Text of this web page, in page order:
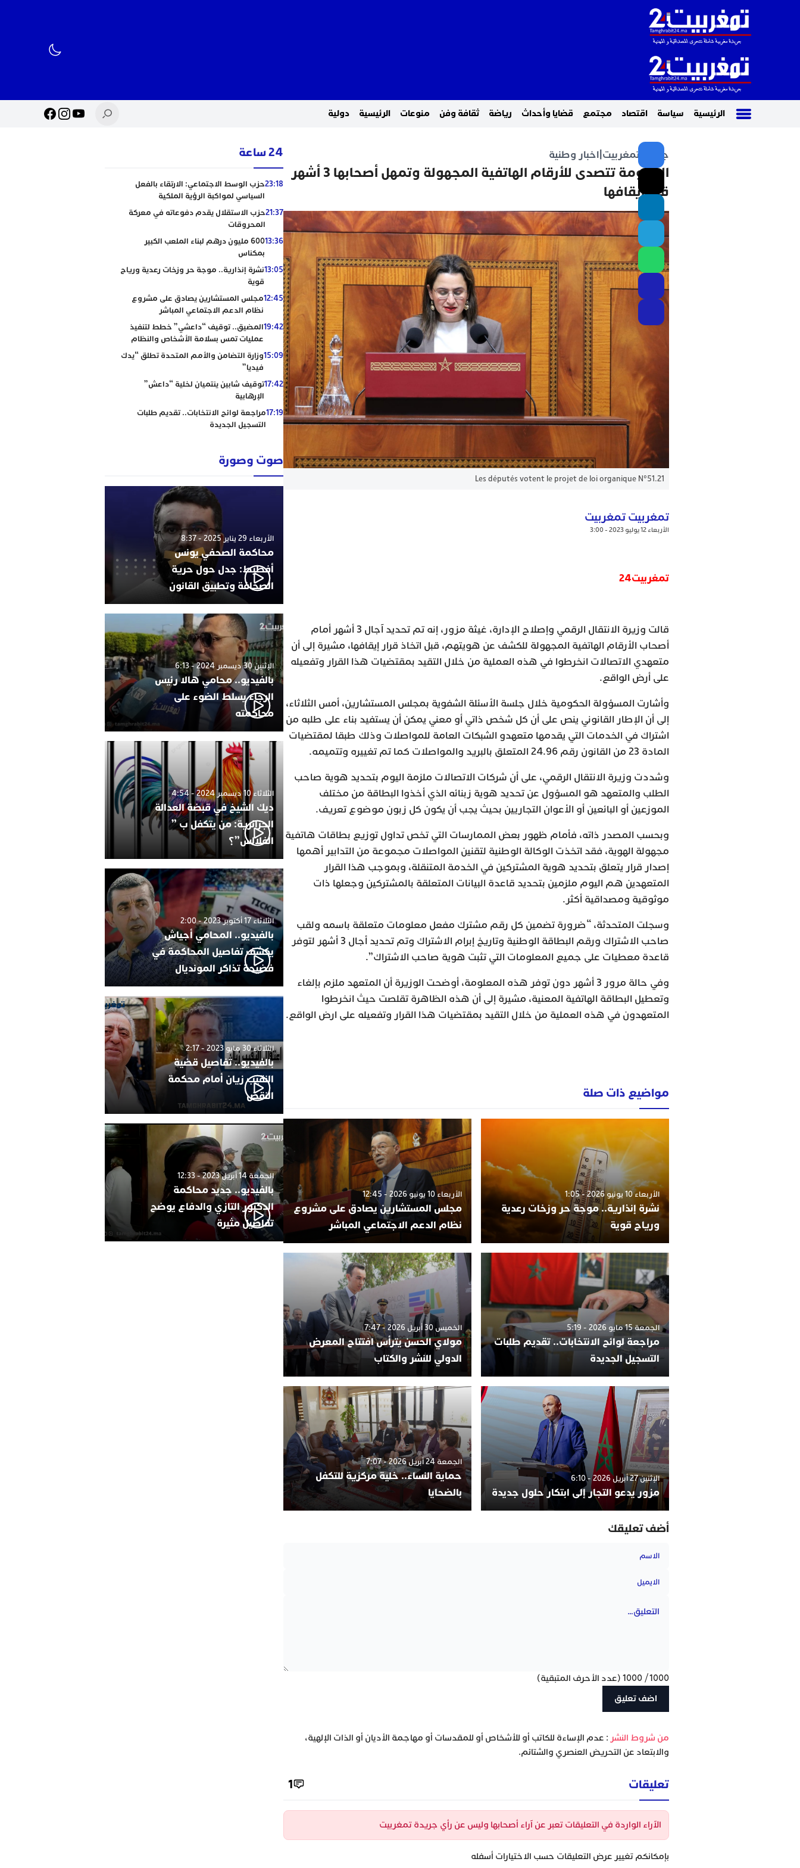
الرئيسية سياسة اقتصاد مجتمع قضايا وأحداث رياضة ثقافة وفن منوعات الرئيسية دولية
جريدة تمغربيت اخبار وطنية
الحكومة تتصدى للأرقام الهاتفية المجهولة وتمهل أصحابها 3 أشهر
قبل إيقافها
Les députés votent le projet de loi organique N°51.21
تمغربيت تمغربيت
الأربعاء 12 يوليو 2023 - 3:00
تمغربيت24
قالت وزيرة الانتقال الرقمي وإصلاح الإدارة، غيثة مزور، إنه تم تحديد آجال 3 أشهر أمام
أصحاب الأرقام الهاتفية المجهولة للكشف عن هويتهم، قبل اتخاذ قرار إيقافها، مشيرة إلى أن
متعهدي الاتصالات انخرطوا في هذه العملية من خلال التقيد بمقتضيات هذا القرار وتفعيله
على أرض الواقع.
وأشارت المسؤولة الحكومية خلال جلسة الأسئلة الشفوية بمجلس المستشارين، أمس الثلاثاء،
إلى أن الإطار القانوني ينص على أن كل شخص ذاتي أو معني يمكن أن يستفيد بناء على طلبه من
اشتراك في الخدمات التي يقدمها متعهدو الشبكات العامة للمواصلات وذلك طبقا لمقتضيات
المادة 23 من القانون رقم 24.96 المتعلق بالبريد والمواصلات كما تم تغييره وتتميمه.
وشددت وزيرة الانتقال الرقمي، على أن شركات الاتصالات ملزمة اليوم بتحديد هوية صاحب
الطلب والمتعهد هو المسؤول عن تحديد هوية زبنائه الذي أخذوا البطاقة من مختلف
الموزعين أو البائعين أو الأعوان التجاريين بحيث يجب أن يكون كل زبون موضوع تعريف.
وبحسب المصدر ذاته، فأمام ظهور بعض الممارسات التي تخص تداول توزيع بطاقات هاتفية
مجهولة الهوية، فقد اتخذت الوكالة الوطنية لتقنين المواصلات مجموعة من التدابير أهمها
إصدار قرار يتعلق بتحديد هوية المشتركين في الخدمة المتنقلة، وبموجب هذا القرار
المتعهدين هم اليوم ملزمين بتحديد قاعدة البيانات المتعلقة بالمشتركين وجعلها ذات
موثوقية ومصداقية أكثر.
وسجلت المتحدثة، “ضرورة تضمين كل رقم مشترك مفعل معلومات متعلقة باسمه ولقب
صاحب الاشتراك ورقم البطاقة الوطنية وتاريخ إبرام الاشتراك وتم تحديد أجال 3 أشهر لتوفر
قاعدة معطيات على جميع المعلومات التي تثبت هوية صاحب الاشتراك”.
وفي حالة مرور 3 أشهر دون توفر هذه المعلومة، أوضحت الوزيرة أن المتعهد ملزم بإلغاء
وتعطيل البطاقة الهاتفية المعنية، مشيرة إلى أن هذه الظاهرة تقلصت حيث انخرطوا
المتعهدون في هذه العملية من خلال التقيد بمقتضيات هذا القرار وتفعيله على ارض الواقع.
مواضيع ذات صلة
الأربعاء 10 يونيو 2026 - 1:05
نشرة إنذارية.. موجة حر وزخات رعدية
ورياح قوية
الأربعاء 10 يونيو 2026 - 12:45
مجلس المستشارين يصادق على مشروع
نظام الدعم الاجتماعي المباشر
الجمعة 15 مايو 2026 - 5:19
مراجعة لوائح الانتخابات.. تقديم طلبات
التسجيل الجديدة
الخميس 30 أبريل 2026 - 7:47
مولاي الحسن يترأس افتتاح المعرض
الدولي للنشر والكتاب
الإثنين 27 أبريل 2026 - 6:10
مزور يدعو التجار إلى ابتكار حلول جديدة
الجمعة 24 أبريل 2026 - 7:07
حماية النساء.. خلية مركزية للتكفل
بالضحايا
أضف تعليقك
1000
/
1000 (عدد الأحرف المتبقية)
‫من شروط النشر : عدم الإساءة للكاتب أو للأشخاص أو للمقدسات أو مهاجمة الأديان أو الذات الإلهية،
والابتعاد عن التحريض العنصري والشتائم.
تعليقات 1
الآراء الواردة في التعليقات تعبر عن آراء أصحابها وليس عن رأي جريدة تمغربيت
بإمكانكم تغيير عرض التعليقات حسب الاختيارات أسفله
24 ساعة
23:18حزب الوسط الاجتماعي: الارتقاء بالفعل
السياسي لمواكبة الرؤية الملكية
21:37حزب الاستقلال يقدم دفوعاته في معركة
المحروقات
13:36
600 مليون درهم لبناء الملعب الكبير
بمكناس
13:05نشرة إنذارية.. موجة حر وزخات رعدية ورياح
قوية
12:45مجلس المستشارين يصادق على مشروع
نظام الدعم الاجتماعي المباشر
19:42المضيق.. توقيف “داعشي” خطط لتنفيذ
عمليات تمس بسلامة الأشخاص والنظام
15:09وزارة التضامن والأمم المتحدة تطلق “يدك
فيديا”
17:42توقيف شابين ينتميان لخلية “داعش”
الإرهابية
17:19مراجعة لوائح الانتخابات.. تقديم طلبات
التسجيل الجديدة
صوت وصورة
الأربعاء 29 يناير 2025 - 8:37
محاكمة الصحفي يونس
أفطيط: جدل حول حرية
الصحافة وتطبيق القانون
الإثنين 30 ديسمبر 2024 - 6:13
بالفيديو.. محامي هالا رئيس
الرجاء يسلط الضوء على
محاكمته
الثلاثاء 10 ديسمبر 2024 - 4:54
ديك الشيخ في قبضة العدالة
الجزائرية: من يتكفل ب ”
الفلالس”؟
الثلاثاء 17 أكتوبر 2023 - 2:00
بالفيديو.. المحامي أجياش
يكشف تفاصيل المحاكمة في
فضيحة تذاكر المونديال
الثلاثاء 30 مايو 2023 - 2:17
بالفيديو.. تفاصيل قضية
النقيب زيان أمام محكمة
النقض
الجمعة 14 أبريل 2023 - 12:33
بالفيديو.. جديد محاكمة
الدكتور التازي والدفاع يوضح
تفاصيل مثيرة